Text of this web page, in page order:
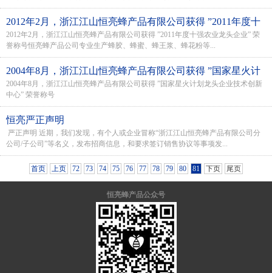
2012年2月，浙江江山恒亮蜂产品有限公司获得 ”2011年度十
强农业龙头企业” 荣誉称号
2012年2月，浙江江山恒亮蜂产品有限公司获得 ”2011年度十强农业龙头企业” 荣
誉称号恒亮蜂产品公司专业生产蜂胶、蜂蜜、蜂王浆、蜂花粉等...
2004年8月，浙江江山恒亮蜂产品有限公司获得 ”国家星火计
划龙头企业技术创新中心” 荣誉称号
2004年8月，浙江江山恒亮蜂产品有限公司获得 ”国家星火计划龙头企业技术创新
中心” 荣誉称号
恒亮严正声明
严正声明 近期，我们发现，有个人或企业冒称“浙江江山恒亮蜂产品有限公司分
公司/子公司”等名义，发布招商信息，和要求签订销售协议等事项发...
首页 上页 72 73 74 75 76 77 78 79 80 81 下页 尾页
恒亮蜂产品公众号